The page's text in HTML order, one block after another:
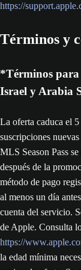
https://
Términos y
*Términos
Israel y Arabia
La oferta caduca el
suscripciones
MLS Season Pass
después de la
método de pago
al menos un día
cuenta del servicio.
de Apple. Consulta
https://
la edad mínima